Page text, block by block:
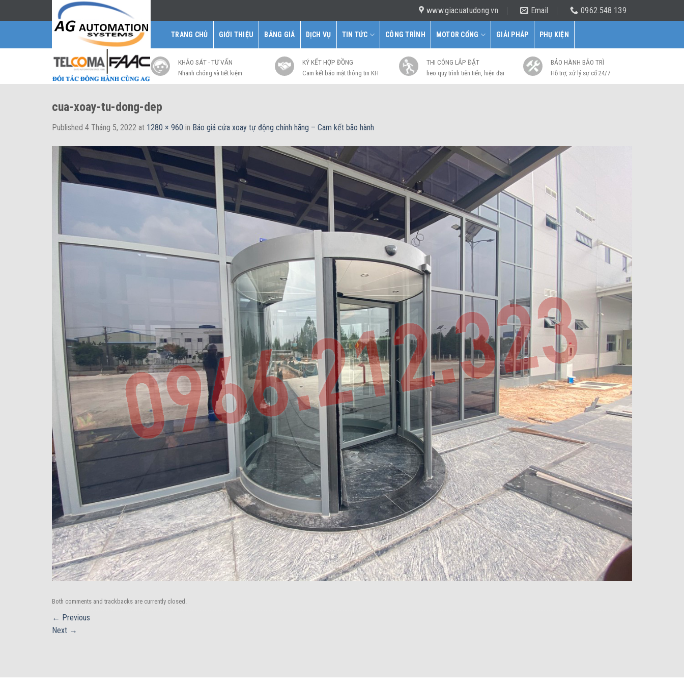
to
www.giacuatudong.vn Email 0962.548.139
TRANG CHỦ GIỚI THIỆU BẢNG GIÁ DỊCH VỤ TIN TỨC CÔNG TRÌNH MOTOR CỔNG GIẢI PHÁP PHỤ KIỆN
KHẢO SÁT - TƯ VẤN
Nhanh chóng và tiết kiệm
KÝ KẾT HỢP ĐỒNG
Cam kết bảo mật thông tin KH
THI CÔNG LẮP ĐẶT
heo quy trình tiên tiến, hiện đại
BẢO HÀNH BẢO TRÌ
Hỗ trợ, xử lý sự cố 24/7
cua-xoay-tu-dong-dep
Published 4 Tháng 5, 2022 at 1280 × 960 in Báo giá cửa xoay tự động chính hãng – Cam kết bão hành
Both comments and trackbacks are currently closed.
← Previous
Next →